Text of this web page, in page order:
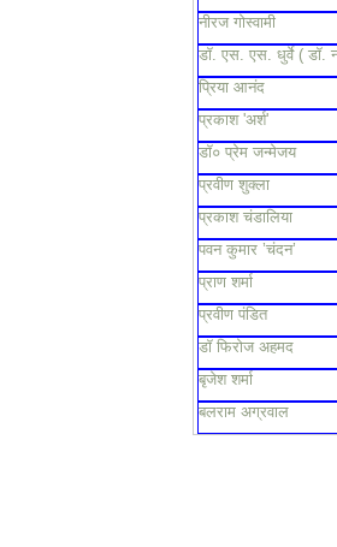
नीरज गोस्वामी
डॉ. एस. एस. धुर्वे ( डॉ.
प्रिया आनंद
प्रकाश 'अर्श'
डॉ० प्रेम जन्मेजय
प्रवीण शुक्ला
प्रकाश चंडालिया
पवन कुमार ’चंदन’
प्राण शर्मा
प्रवीण पंडित
डॉ फिरोज अहमद
बृजेश शर्मा
बलराम अग्रवाल